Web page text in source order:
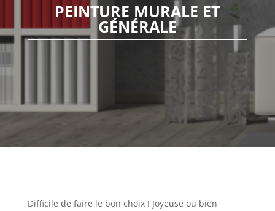
PEINTURE MURALE ET
GÉNÉRALE
Difficile de faire le bon choix ! Joyeuse ou bien